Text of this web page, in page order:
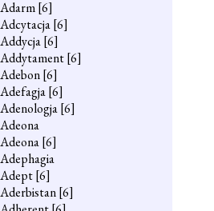
Adarm[6]
Adcytacja[6]
Addycja[6]
Addytament[6]
Adebon[6]
Adefagja[6]
Adenologja[6]
Adeona
Adeona[6]
Adephagia
Adept[6]
Aderbistan[6]